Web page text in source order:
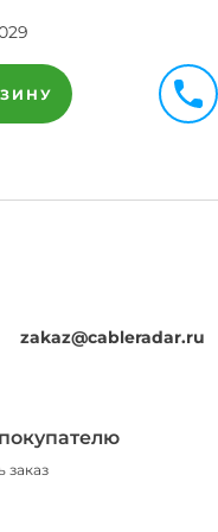
zakaz@cableradar.ru
заказ